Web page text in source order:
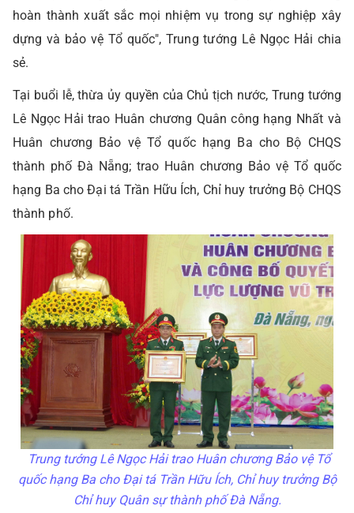
hoàn thành xuất sắc mọi nhiệm vụ trong sự nghiệp xây
dựng và bảo vệ Tổ quốc", Trung tướng Lê Ngọc Hải chia
sẻ.
Tại buổi lễ, thừa ủy quyền của Chủ tịch nước, Trung tướng
Lê Ngọc Hải trao Huân chương Quân công hạng Nhất và
Huân chương Bảo vệ Tổ quốc hạng Ba cho Bộ CHQS
thành phố Đà Nẵng; trao Huân chương Bảo vệ Tổ quốc
hạng Ba cho Đại tá Trần Hữu Ích, Chỉ huy trưởng Bộ CHQS
thành phố.
Trung tướng Lê Ngọc Hải trao Huân chương Bảo vệ Tổ
quốc hạng Ba cho Đại tá Trần Hữu Ích, Chỉ huy trưởng Bộ
Chỉ huy Quân sự thành phố Đà Nẵng.